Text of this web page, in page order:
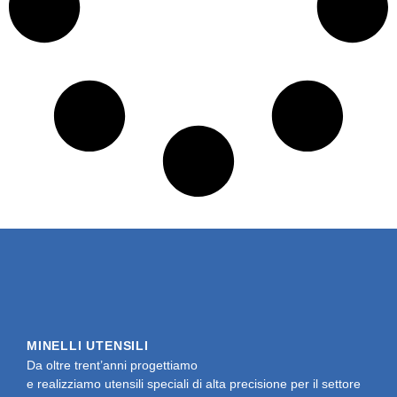
MINELLI UTENSILI
Da oltre trent’anni progettiamo
e realizziamo utensili speciali di alta precisione per il settore